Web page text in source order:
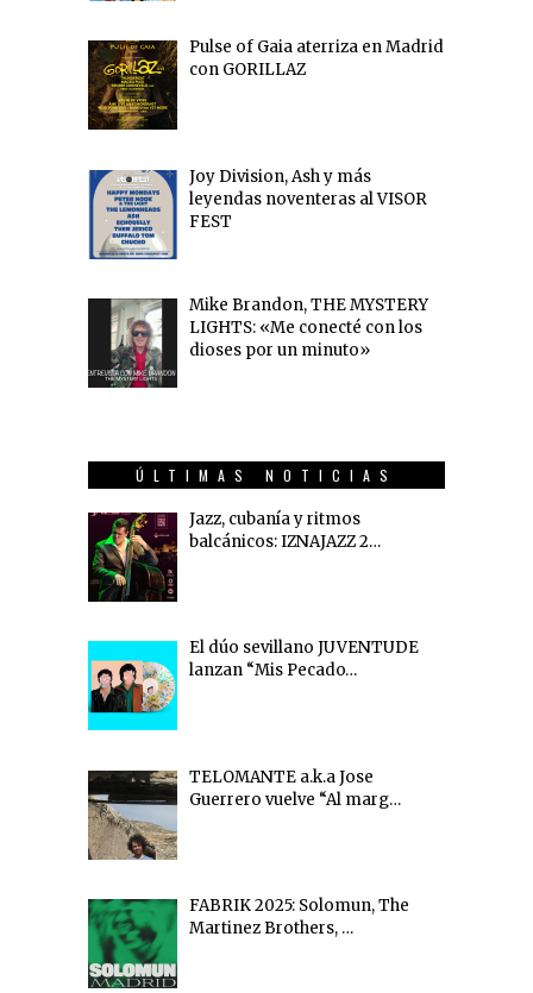
Pulse of Gaia aterriza en Madrid
con GORILLAZ
Joy Division, Ash y más
leyendas noventeras al VISOR
FEST
Mike Brandon, THE MYSTERY
LIGHTS: «Me conecté con los
dioses por un minuto»
ÚLTIMAS NOTICIAS
Jazz, cubanía y ritmos
balcánicos: IZNAJAZZ 2…
El dúo sevillano JUVENTUDE
lanzan “Mis Pecado…
TELOMANTE a.k.a Jose
Guerrero vuelve “Al marg…
FABRIK 2025: Solomun, The
Martinez Brothers, …